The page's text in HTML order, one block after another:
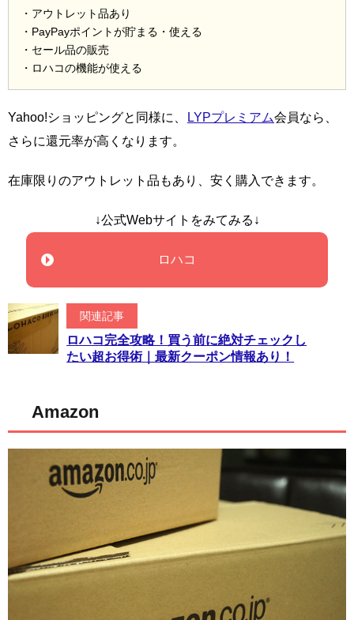
・アウトレット品あり
・PayPayポイントが貯まる・使える
・セール品の販売
・ロハコの機能が使える
Yahoo!ショッピングと同様に、 LYPプレミアム会員なら、
さらに還元率が高くなります。
在庫限りのアウトレット品もあり、安く購入できます。
↓公式Webサイトをみてみる↓
ロハコ
関連記事
ロハコ完全攻略！買う前に絶対チェックし
たい超お得術｜最新クーポン情報あり！
Amazon